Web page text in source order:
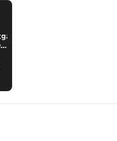
Stuttgarter Kickers U17